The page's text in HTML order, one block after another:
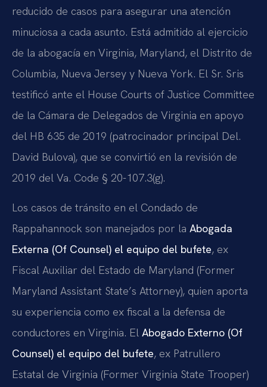
reducido de casos para asegurar una atención
minuciosa a cada asunto. Está admitido al ejercicio
de la abogacía en Virginia, Maryland, el Distrito de
Columbia, Nueva Jersey y Nueva York. El Sr. Sris
testificó ante el House Courts of Justice Committee
de la Cámara de Delegados de Virginia en apoyo
del HB 635 de 2019 (patrocinador principal Del.
David Bulova), que se convirtió en la revisión de
2019 del Va. Code § 20-107.3(g).
Los casos de tránsito en el Condado de
Rappahannock son manejados por la Abogada
Externa (Of Counsel) el equipo del bufete, ex
Fiscal Auxiliar del Estado de Maryland (Former
Maryland Assistant State’s Attorney), quien aporta
su experiencia como ex fiscal a la defensa de
conductores en Virginia. El Abogado Externo (Of
Counsel) el equipo del bufete, ex Patrullero
Estatal de Virginia (Former Virginia State Trooper)